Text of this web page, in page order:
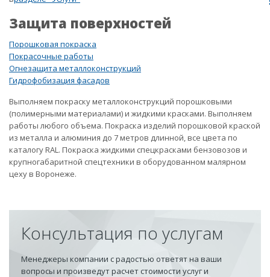
Защита поверхностей
Порошковая покраска
Покрасочные работы
Огнезащита металлоконструкций
Гидрофобизация фасадов
Выполняем покраску металлоконструкций порошковыми
(полимерными материалами) и жидкими красками. Выполняем
работы любого объема. Покраска изделий порошковой краской
из металла и алюминия до 7 метров длинной, все цвета по
каталогу RAL. Покраска жидкими спецкрасками бензовозов и
крупногабаритной спецтехники в оборудованном малярном
цеху в Воронеже.
Консультация по услугам
Менеджеры компании с радостью ответят на ваши
вопросы и произведут расчет стоимости услуг и